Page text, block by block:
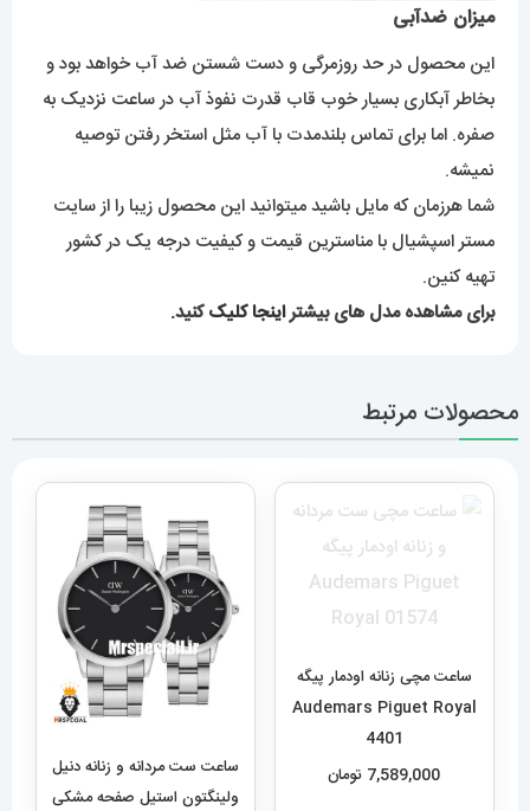
میزان ضدآبی
این محصول در حد روزمرگی و دست شستن ضد آب خواهد بود و
بخاطر آبکاری بسیار خوب قاب قدرت نفوذ آب در ساعت نزدیک به
صفره. اما برای تماس بلندمدت با آب مثل استخر رفتن توصیه
نمیشه.
شما هرزمان که مایل باشید میتوانید این محصول زیبا را از سایت
مستر اسپشیال با مناسترین قیمت و کیفیت درجه یک در کشور
تهیه کنین.
برای مشاهده مدل های بیشتراینجا کلیککنید.
محصولات مرتبط
ساعت مچی زنانه اودمار پیگه
Audemars Piguet Royal
4401
7,589,000 تومان
ساعت ست مردانه و زنانه دنیل
ولینگتون استیل صفحه مشکی